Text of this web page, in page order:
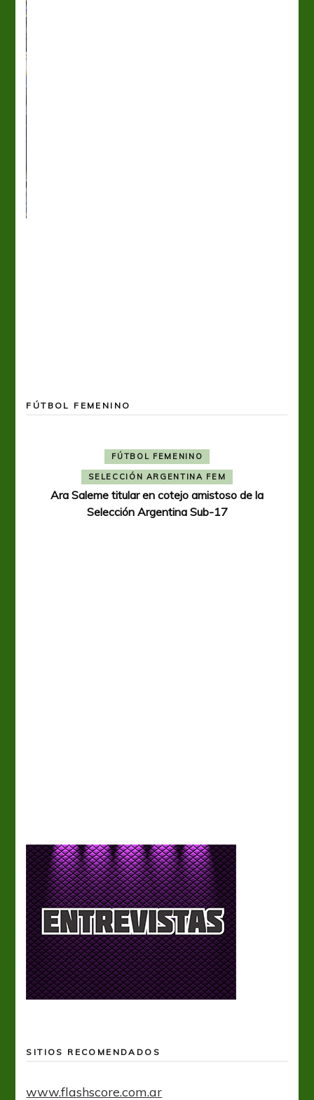
FÚTBOL FEMENINO
FÚTBOL FEMENINO
SELECCIÓN ARGENTINA FEM
Ara Saleme titular en cotejo amistoso de la
Selección Argentina Sub-17
SITIOS RECOMENDADOS
www.flashscore.com.ar